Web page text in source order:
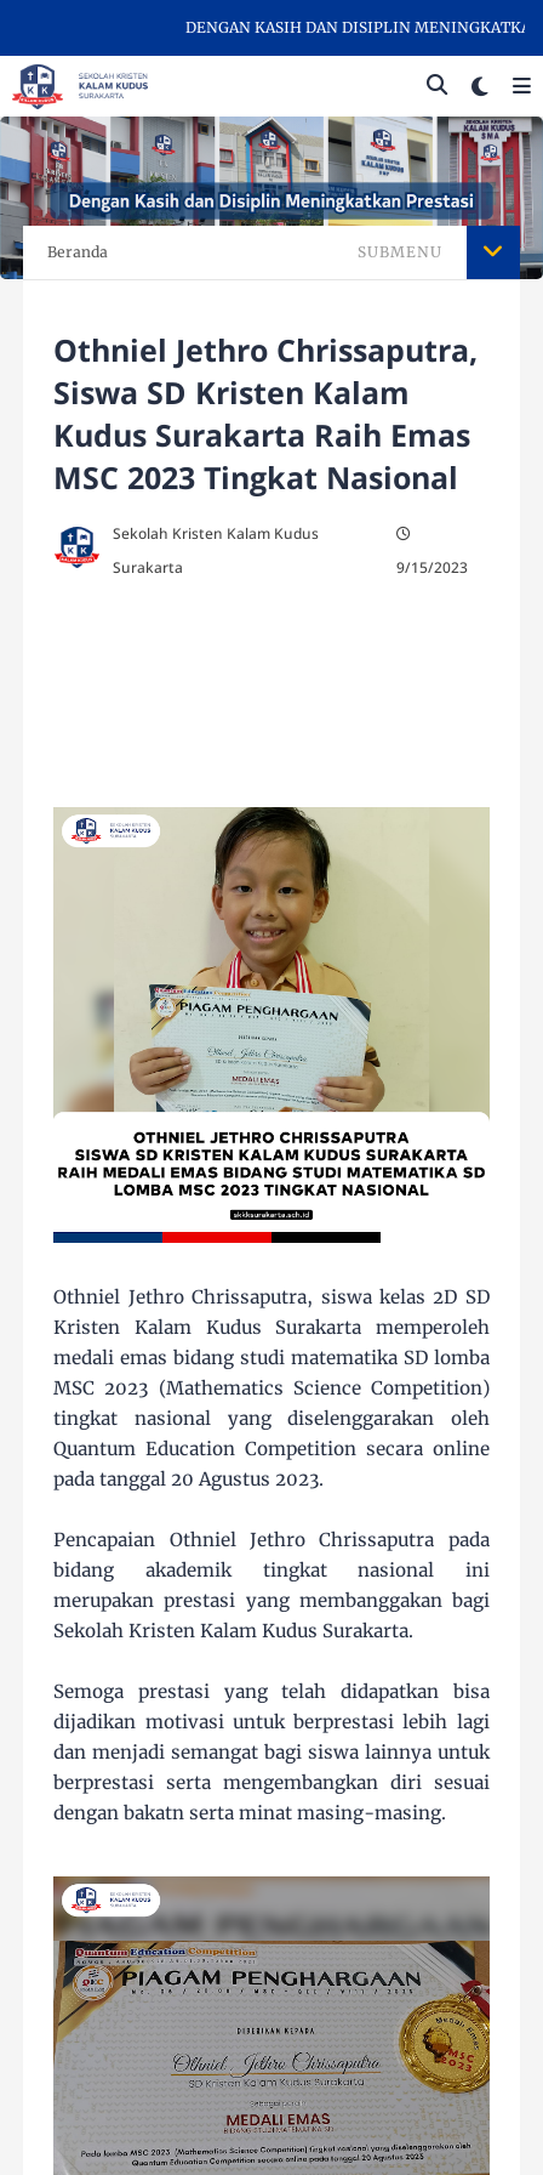
DENGAN KASIH DAN DISIPLIN MENINGKATKAN
Beranda SUBMENU
Othniel Jethro Chrissaputra,
Siswa SD Kristen Kalam
Kudus Surakarta Raih Emas
MSC 2023 Tingkat Nasional
Sekolah Kristen Kalam Kudus
Surakarta
9/15/2023
Othniel Jethro Chrissaputra, siswa kelas 2D SD
Kristen Kalam Kudus Surakarta memperoleh
medali emas bidang studi matematika SD lomba
MSC 2023 (Mathematics Science Competition)
tingkat nasional yang diselenggarakan oleh
Quantum Education Competition secara online
pada tanggal 20 Agustus 2023.
Pencapaian Othniel Jethro Chrissaputra pada
bidang akademik tingkat nasional ini
merupakan prestasi yang membanggakan bagi
Sekolah Kristen Kalam Kudus Surakarta.
Semoga prestasi yang telah didapatkan bisa
dijadikan motivasi untuk berprestasi lebih lagi
dan menjadi semangat bagi siswa lainnya untuk
berprestasi serta mengembangkan diri sesuai
dengan bakatn serta minat masing-masing.